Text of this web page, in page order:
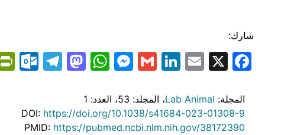
شارك:
Facebook
X
Email
LinkedIn
Gmail
Messenger
المجلة: Lab Animal، المجلد: 53
، العدد: 1
DOI: https://doi.org/10.1038/s41684-023-01308-9
PMID: https://pubmed.ncbi.nlm.nih.gov/38172390